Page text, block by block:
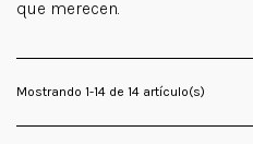
que merecen.
Mostrando 1-14 de 14 artículo(s)